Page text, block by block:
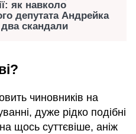
як навколо
депутата Андрейка
скандали
чиновників на
дуже рідко подібні
щось суттєвіше, аніж